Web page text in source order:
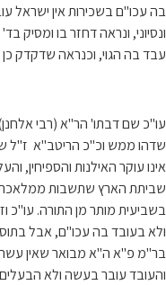
בה עכו"ם בשכירות אין ישראל
ונסיוני, ונראה דחזר בו
עבד בה הגוי, וכנראה שדקדק
עו"כ שם דבתו' הר"א (רבי
שדהו ממש וכ"כ הריטב"א ז"ל
אינו עוקר האילנות והספיחין,
שביתת הארץ שתשבות
בשביעית מותר מן התורה. עו"כ
ולא בעובד בה עכו"ם, אבל
בר"מ פ"א ה"א מבואר שאין
והעובד עובר בעשה ולא